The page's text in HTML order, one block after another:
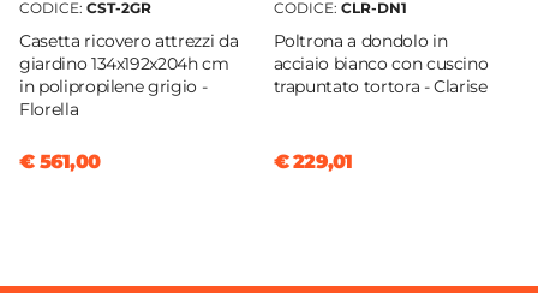
CODICE: CST-2GR
Casetta ricovero attrezzi da
giardino 134x192x204h cm
in polipropilene grigio -
Florella
€ 561,00
CODICE: CLR-DN1
Poltrona a dondolo in
acciaio bianco con cuscino
trapuntato tortora - Clarise
€ 229,01